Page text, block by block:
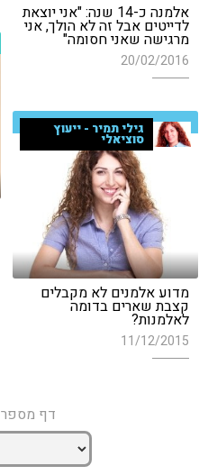
אלמנה כ-14 שנה: "אני יוצאת
לדייטים אבל זה לא הולך, אני
מרגישה שאני חסומה"
20/02/2016
גילי תמיר - ייעוץ
סוציאלי
מדוע אלמנים לא מקבלים
קצבת שארים בדומה
לאלמנות?
11/12/2015
דף מספר